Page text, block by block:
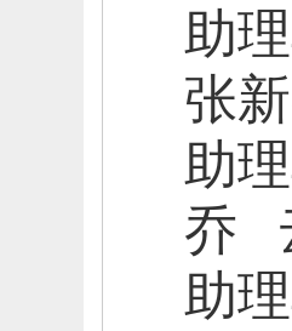
助
张
助
乔
助